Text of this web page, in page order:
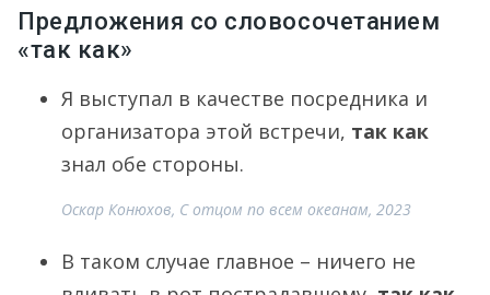
Предложения со словосочетанием
«так как»
Я выступал в качестве посредника и
организатора этой встречи, так как
знал обе стороны.
Оскар Конюхов, С отцом по всем океанам, 2023
В таком случае главное – ничего не